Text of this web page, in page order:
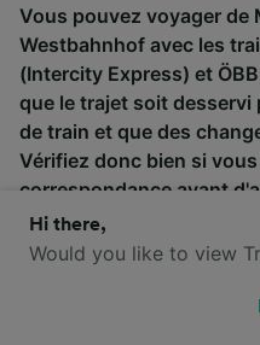
Vous pouvez voyager de
Westbahnhof avec les
(Intercity Express) et
que le trajet soit
de train et que des
Vérifiez donc bien si
correspondance avant
Hi there,
Would you like to view